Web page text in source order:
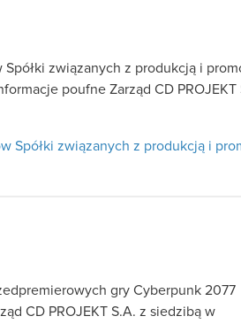
związanych z produkcją i
poufne Zarząd CD PROJEKT
Spółki związanych z produkcją i
gry Cyberpunk 2077
CD PROJEKT S.A. z siedzibą w